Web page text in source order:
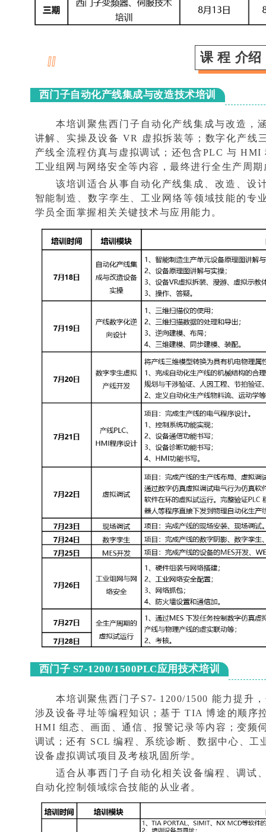
课 程 介绍
西门子自动化产线集成与改造技术培训
本培训聚焦西门子自动化产线集成与改造，
讲解、实操及设备 VR 虚拟拆装等；数字化产线
产线全流程仿真与虚拟调试；还包含PLC 与
工业组网与网络安全等内容，最终进行全生产周
该培训适合从事自动化产线集成、改造、设
智能制造、数字孪生、工业网络等领域技能的专
学员全面掌握相关关键技术与应用能力。
西门子 S7-1200/1500PLC应用技术培训
本培训聚焦西门子S7- 1200/1500 能力提升
涉及设备寻址等编程知识；基于 TIA 博途的顺序
HMI 组态、画面、通信、报警记录等内容；变频
调试；还有 SCL 编程、系统诊断、数据中心、工
设备虚拟调试项目及考核巩固所学。
适合从事西门子自动化相关设备编程、调试
自动化控制领域综合技能的从业者。